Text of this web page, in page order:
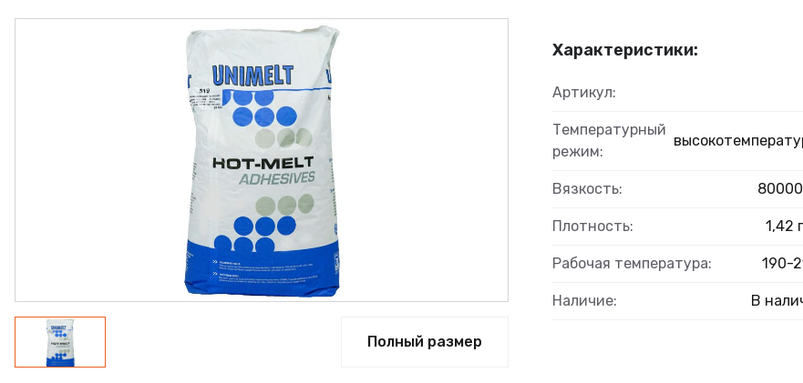
МДФ ПАНЕЛИ
СТОЛЕШНИЦЫ
ХДФ
ФУРНИТУРА
ПРОФИЛЬ АЛЮМИНИЕВЫЙ
КЛЕЙ
ШДСП
Полный размер
Характеристики:
Артикул:
Температурный
режим:
Вязкость:
Плотность: 1,42
Рабочая температура: 190-
Наличие: В